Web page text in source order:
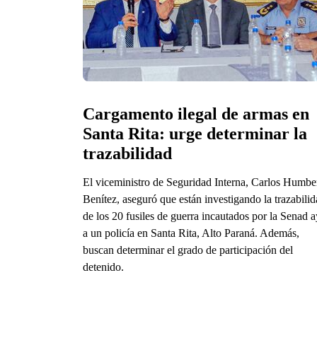
Cargamento ilegal de armas en
Santa Rita: urge determinar la
trazabilidad
El viceministro de Seguridad Interna, Carlos
Benítez, aseguró que están investigando la
de los 20 fusiles de guerra incautados por la Senad
a un policía en Santa Rita, Alto Paraná. Además,
buscan determinar el grado de participación del
detenido.